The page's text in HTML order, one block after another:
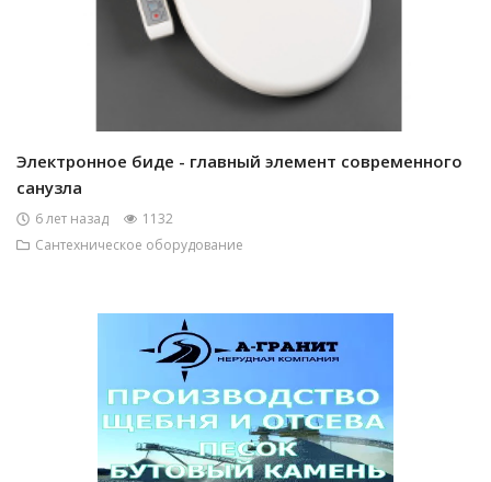
Электронное биде - главный элемент современного
санузла
6 лет назад
1132
Сантехническое оборудование